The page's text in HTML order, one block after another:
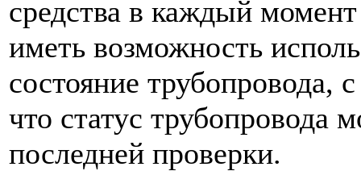
средства в каждый
иметь возможность
состояние трубопровода,
что статус трубопровода
последней проверки.